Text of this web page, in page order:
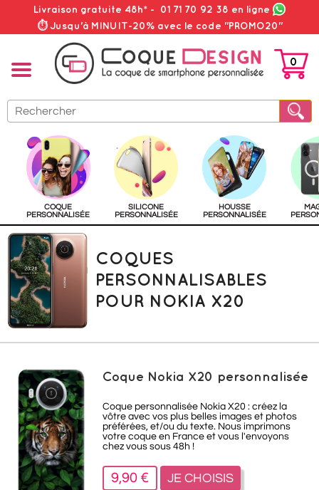
Livraison gratuite 48h* - 01 71 70 92 38 en ligne
⏱ Jusqu'à MINUIT-20% avec le code "PROMO20"
PANIER
0
COQUE
PERSONNALISÉE
SILICONE
PERSONNALISÉE
HOUSSE
PERSONNALISÉE
COQUES
PERSONNALISABLES
POUR NOKIA X20
Coque Nokia X20 personnalisée
Coque personnalisée Nokia X20 : créez la
vôtre avec vos plus belles images et photos
préférées, et/ou du texte. Nous imprimons
votre coque en France et vous l'envoyons
chez vous sous 48h !
9,90 € JE CHOISIS